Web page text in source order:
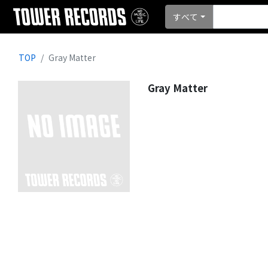
すべて
TOP Gray Matter
Gray Matter